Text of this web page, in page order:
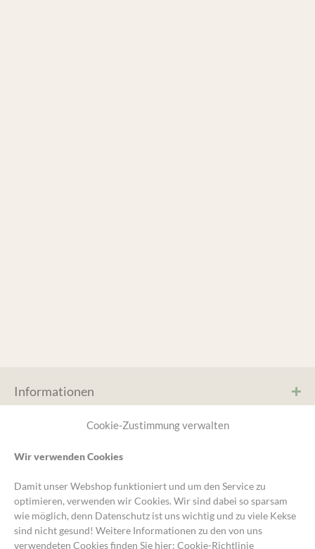
Cookie-Zustimmung verwalten
Wir verwenden Cookies
Damit unser Webshop funktioniert und um den Service zu
optimieren, verwenden wir Cookies. Wir sind dabei so sparsam
wie möglich, denn Datenschutz ist uns wichtig und zu viele Kekse
sind nicht gesund! Weitere Informationen zu den von uns
verwendeten Cookies finden Sie hier: Cookie-Richtlinie
Informationen
Service & Hilfe
Regelung, zzgl.Versandund ggf. Nachnahmegebühren,
wenn nicht anders angegeben.
Unsere Gartengruppe